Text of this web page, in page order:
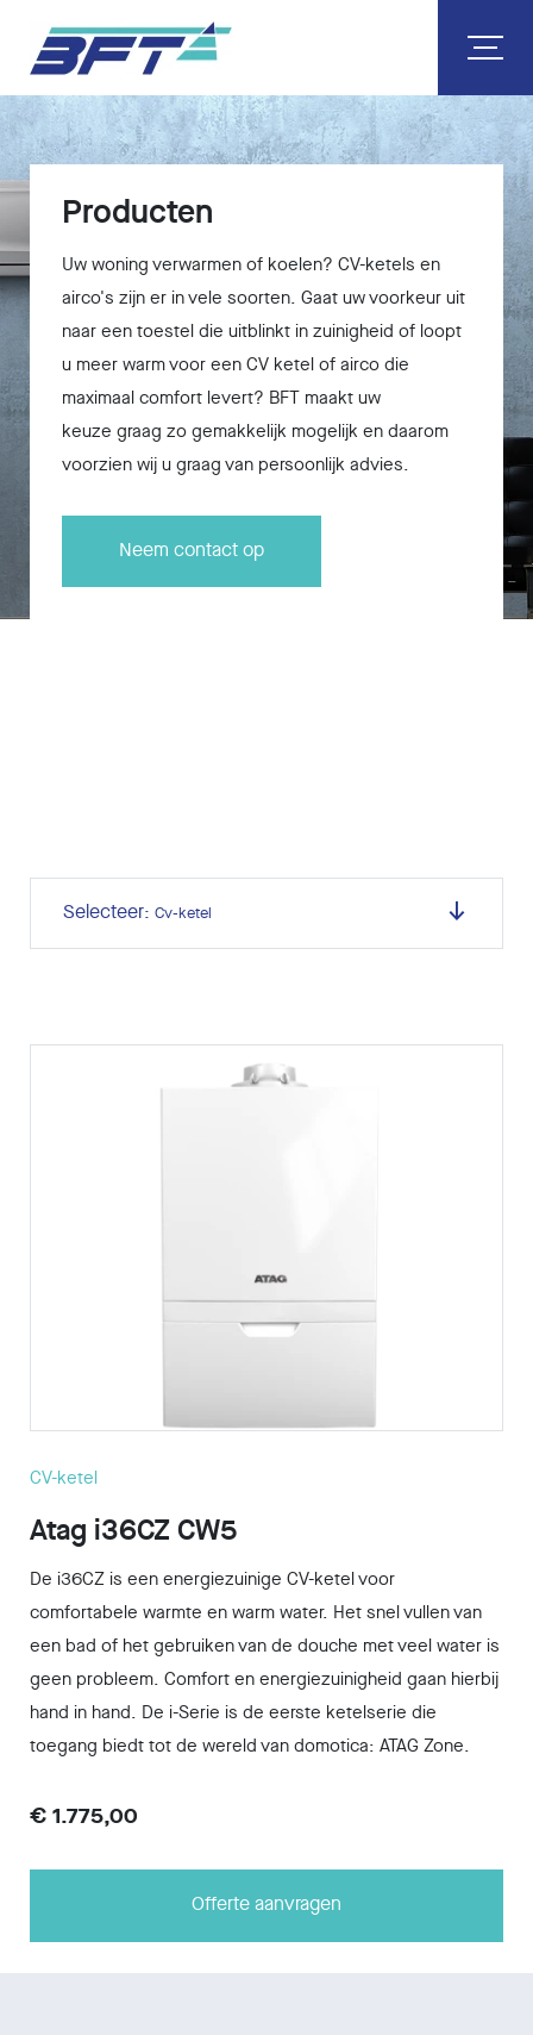
Producten
Uw woning verwarmen of koelen? CV-ketels en
airco's zijn er in vele soorten. Gaat uw voorkeur uit
naar een toestel die uitblinkt in zuinigheid of loopt
u meer warm voor een CV ketel of airco die
maximaal comfort levert? BFT maakt uw
keuze graag zo gemakkelijk mogelijk en daarom
voorzien wij u graag van persoonlijk advies.
Neem contact op
Selecteer: Cv-ketel
CV-ketel
Atag i36CZ CW5
De i36CZ is een energiezuinige CV-ketel voor
comfortabele warmte en warm water. Het snel vullen van
een bad of het gebruiken van de douche met veel water is
geen probleem. Comfort en energiezuinigheid gaan hierbij
hand in hand. De i-Serie is de eerste ketelserie die
toegang biedt tot de wereld van domotica: ATAG Zone.
€ 1.775,00
Offerte aanvragen